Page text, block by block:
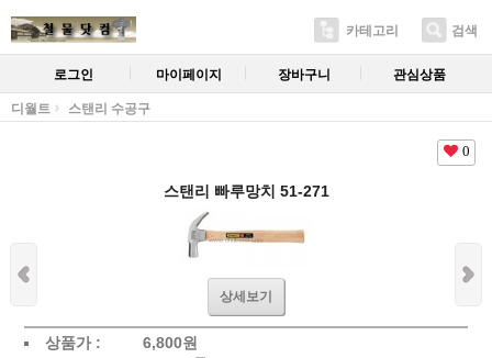
카테고리 검색
로그인 마이페이지 장바구니 관심상품
디월트 스탠리 수공구
0
스탠리 빠루망치 51-271
상세보기
상품가 : 6,800원